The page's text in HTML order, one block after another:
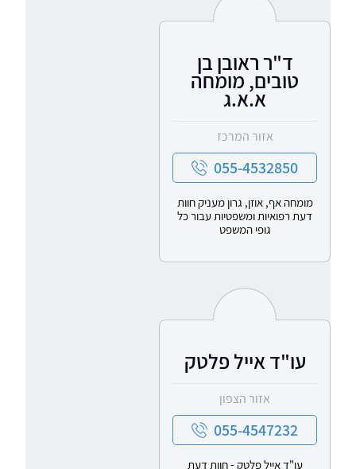
ד"ר ראובן בן
טובים, מומחה
א.א.ג
אזור המרכז
055-4532850
מומחה אף, אוזן, גרון מעניק חוות
דעת רפואיות ומשפטיות עבור כל
גופי המשפט
עו"ד אייל פלטק
אזור הצפון
055-4547232
עו"ד אייל פלטק - חוות דעת